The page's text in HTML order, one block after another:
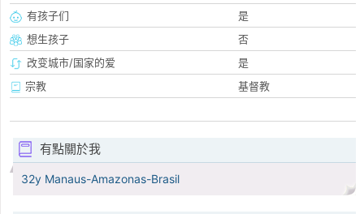
有孩子们
是
想生孩子
否
改变城市/国家的爱
是
宗教
基督教
有點關於我
32y Manaus-Amazonas-Brasil